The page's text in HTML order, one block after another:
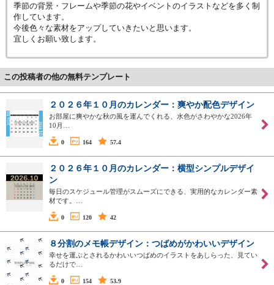
季節の背景・フレームや季節の花やイベントのイラストなどを多く制
作しています。
今後色々な素材をアップしていきたいと思います。
宜しくお願い致します。
この投稿者の他の無料テンプレート
２０２６年１０月のカレンダー：爽やか配色デザイン
お部屋に爽やかな秋の風を運んでくれる、水色がさわやかな2026年
10月…
0 164 57.4
２０２６年１０月のカレンダー：横型シンプルデザイ
ン
毎日のスケジュール管理がスムーズにできる、実用的なカレンダー素
材です。…
0 120 42
８分割のメモ帳デザイン：つばめがかわいいデザイン
幸せを運ぶとされるかわいいつばめのイラストをあしらった、見てい
るだけで…
0 154 53.9